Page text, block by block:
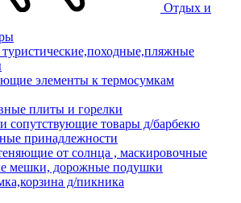
Отдых и
элементы к термосумкам
плиты и горелки
сопутствующие товары д/барбекю
принадлежности
от солнца , маскировочные
мешки, дорожные подушки
д/пикника